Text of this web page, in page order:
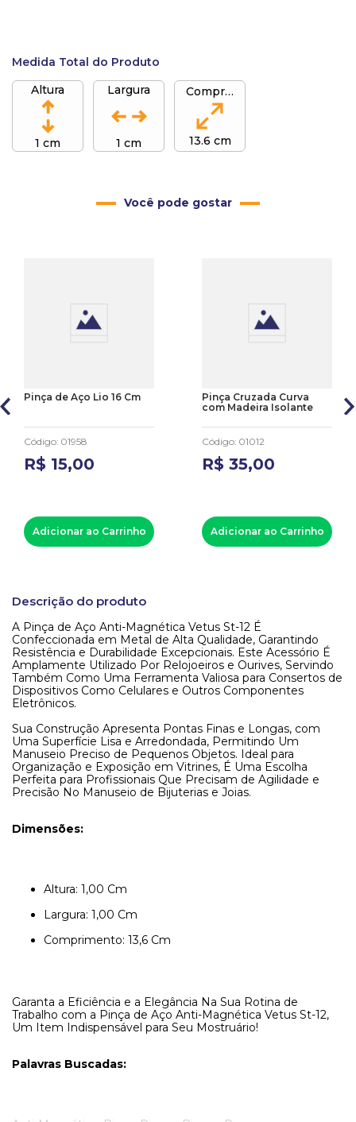
Medida Total do Produto
Altura
1 cm
Largura
1 cm
Comprimento
13.6 cm
Você pode gostar
Pinça de Aço Lio 16 Cm
Código: 01958
R$ 15,00
Adicionar ao Carrinho
Pinça Cruzada Curva
com Madeira Isolante
Código: 01012
R$ 35,00
Adicionar ao Carrinho
Descrição do produto
A Pinça de Aço Anti-Magnética Vetus St-12 É
Confeccionada em Metal de Alta Qualidade, Garantindo
Resistência e Durabilidade Excepcionais. Este Acessório É
Amplamente Utilizado Por Relojoeiros e Ourives, Servindo
Também Como Uma Ferramenta Valiosa para Consertos de
Dispositivos Como Celulares e Outros Componentes
Eletrônicos.
Sua Construção Apresenta Pontas Finas e Longas, com
Uma Superfície Lisa e Arredondada, Permitindo Um
Manuseio Preciso de Pequenos Objetos. Ideal para
Organização e Exposição em Vitrines, É Uma Escolha
Perfeita para Profissionais Que Precisam de Agilidade e
Precisão No Manuseio de Bijuterias e Joias.
Dimensões:
Altura: 1,00 Cm
Largura: 1,00 Cm
Comprimento: 13,6 Cm
Garanta a Eficiência e a Elegância Na Sua Rotina de
Trabalho com a Pinça de Aço Anti-Magnética Vetus St-12,
Um Item Indispensável para Seu Mostruário!
Palavras Buscadas: